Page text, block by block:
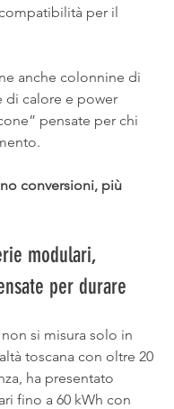
per il
anche colonnine di
di calore e power
pensate per chi
conversioni, più
modulari,
per durare
si misura solo in
toscana con oltre 20
ha presentato
fino a 60 kWh con